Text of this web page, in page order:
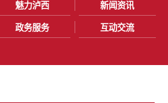
魅力泸西 新闻资讯
政务服务 互动交流